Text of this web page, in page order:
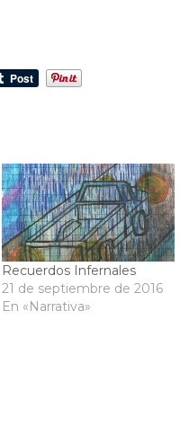
Recuerdos Infernales
21 de septiembre de 2016
En «Narrativa»